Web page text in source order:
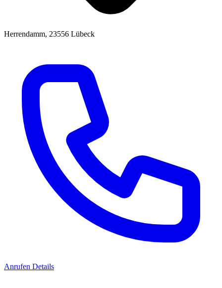
Herrendamm, 23556 Lübeck
Anrufen Details